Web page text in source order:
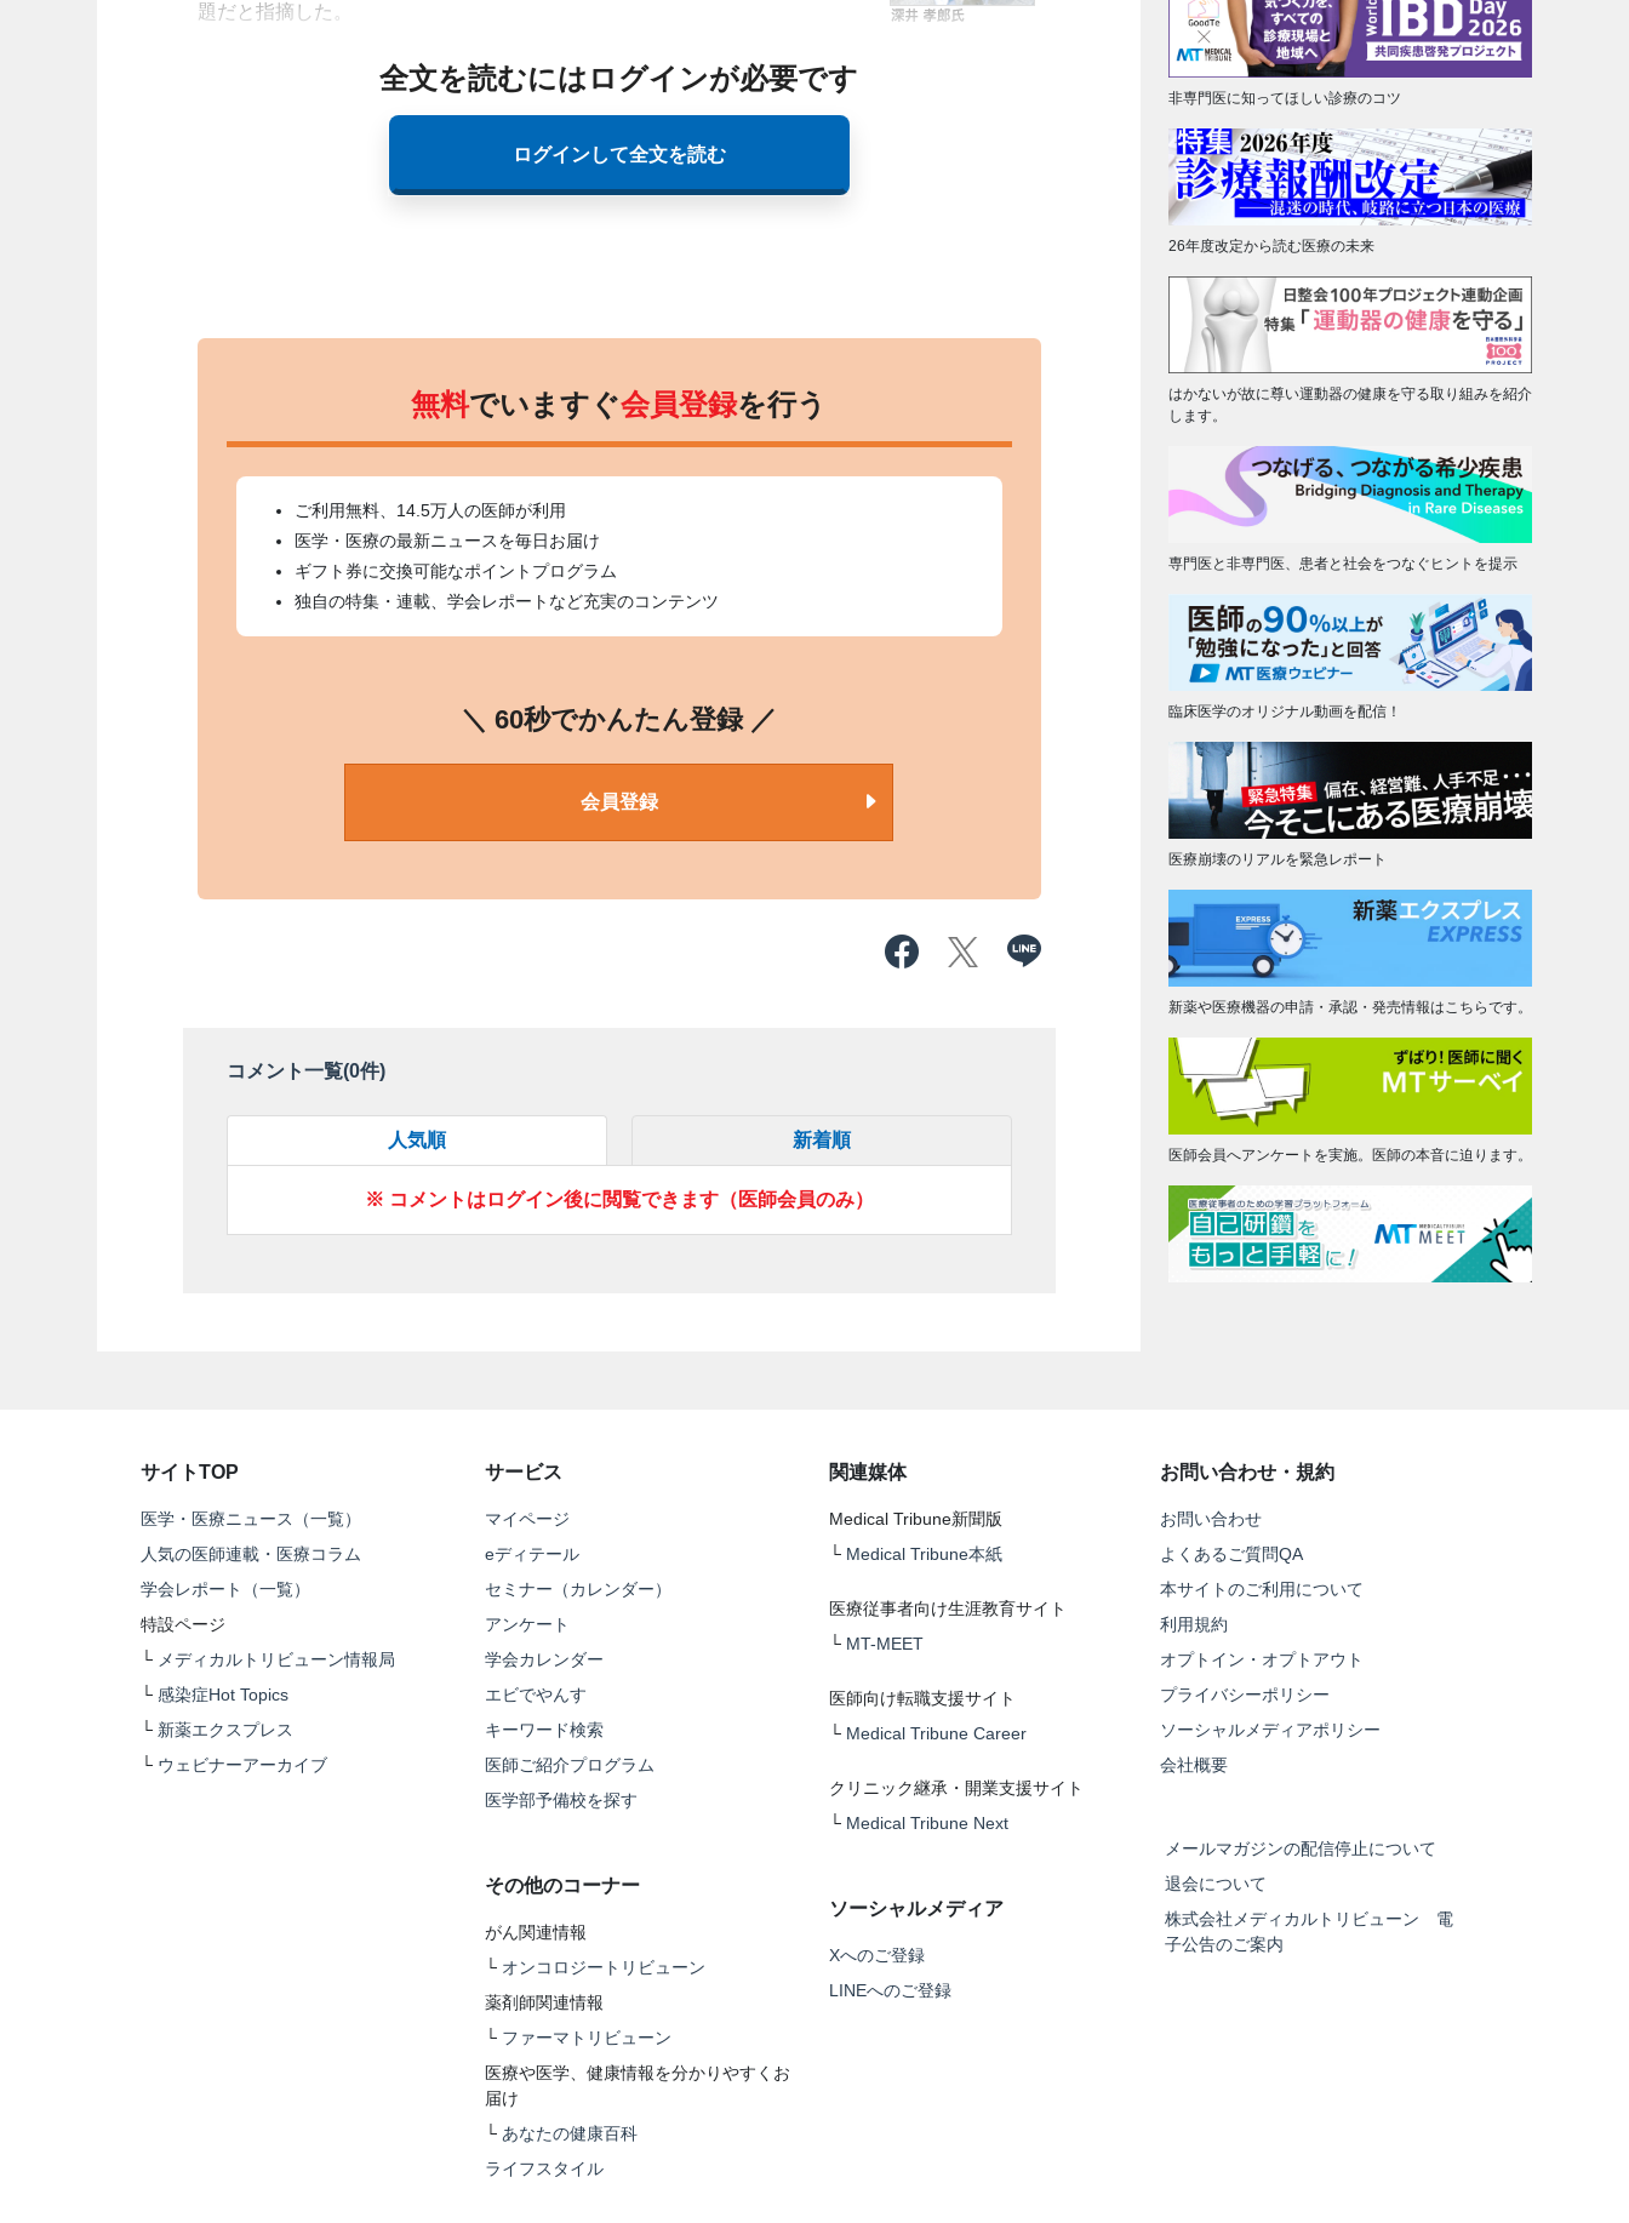
題だと指摘した。
全文を読むにはログインが必要です
ログインして全文を読む
無料でいますぐ会員登録を行う
ご利用無料、14.5万人の医師が利用
医学・医療の最新ニュースを毎日お届け
ギフト券に交換可能なポイントプログラム
独自の特集・連載、学会レポートなど充実のコンテンツ
＼ 60秒でかんたん登録 ／
会員登録
コメント一覧(0件)
人気順 新着順
※ コメントはログイン後に閲覧できます（医師会員のみ）
非専門医に知ってほしい診療のコツ
26年度改定から読む医療の未来
はかないが故に尊い運動器の健康を守る取り組みを紹介
します。
専門医と非専門医、患者と社会をつなぐヒントを提示
臨床医学のオリジナル動画を配信！
医療崩壊のリアルを緊急レポート
新薬や医療機器の申請・承認・発売情報はこちらです。
医師会員へアンケートを実施。医師の本音に迫ります。
サイトTOP
医学・医療ニュース（一覧）
人気の医師連載・医療コラム
学会レポート（一覧）
特設ページ
└ メディカルトリビューン情報局
└ 感染症Hot Topics
└ 新薬エクスプレス
└ ウェビナーアーカイブ
サービス
マイページ
eディテール
セミナー（カレンダー）
アンケート
学会カレンダー
エビでやんす
キーワード検索
医師ご紹介プログラム
医学部予備校を探す
その他のコーナー
がん関連情報
└ オンコロジートリビューン
薬剤師関連情報
└ ファーマトリビューン
医療や医学、健康情報を分かりやすくお
届け
└ あなたの健康百科
ライフスタイル
関連媒体
Medical Tribune新聞版
└ Medical Tribune本紙
医療従事者向け生涯教育サイト
└ MT-MEET
医師向け転職支援サイト
└ Medical Tribune Career
クリニック継承・開業支援サイト
└ Medical Tribune Next
ソーシャルメディア
Xへのご登録
LINEへのご登録
お問い合わせ・規約
お問い合わせ
よくあるご質問QA
本サイトのご利用について
利用規約
オプトイン・オプトアウト
プライバシーポリシー
ソーシャルメディアポリシー
会社概要
メールマガジンの配信停止について
退会について
株式会社メディカルトリビューン 電
子公告のご案内